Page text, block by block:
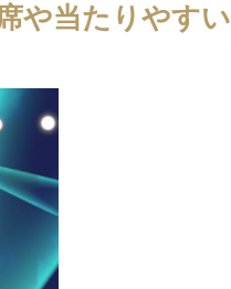
や当たりやすい